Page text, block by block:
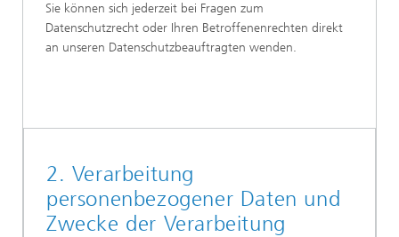
Sie können sich jederzeit bei Fragen zum
Datenschutzrecht oder Ihren Betroffenenrechten direkt
an unseren Datenschutzbeauftragten wenden.
2. Verarbeitung
personenbezogener Daten und
Zwecke der Verarbeitung